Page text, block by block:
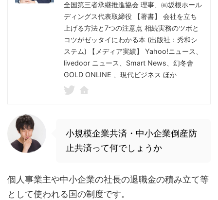
全国第三者承継推進協会 理事、㈱坂根ホール
ディングス代表取締役 【著書】 会社を立ち
上げる方法と7つの注意点 相続実務のツボと
コツがゼッタイにわかる本 (出版社：秀和シ
ステム) 【メディア実績】 Yahoo!ニュース、
livedoor ニュース、Smart News、幻冬舎
GOLD ONLINE 、現代ビジネス ほか
小規模企業共済・中小企業倒産防
止共済って何でしょうか
個人事業主や中小企業の社長の退職金の積み立て等
として使われる国の制度です。